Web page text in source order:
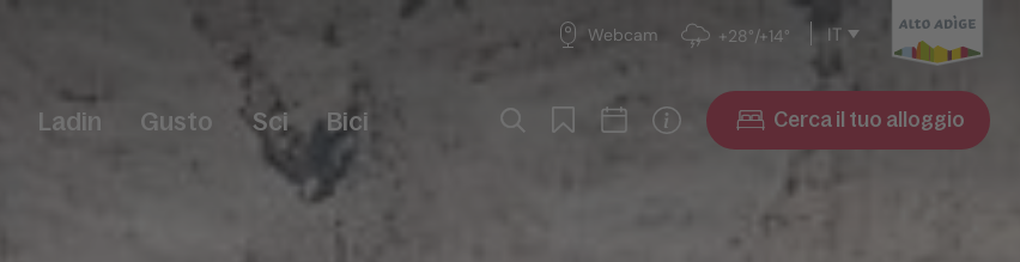
Webcam +28°/+14° IT
Ladin Gusto Sci Bici Cerca il tuo alloggio